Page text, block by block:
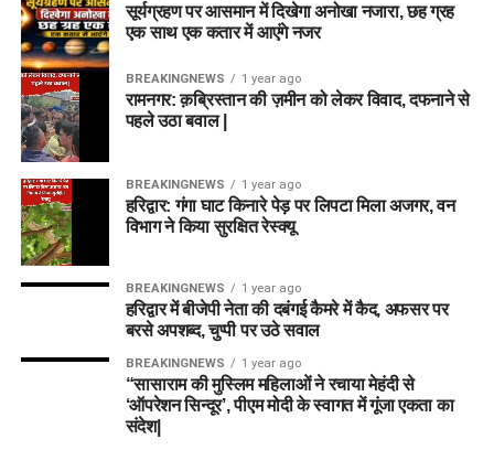
सूर्यग्रहण पर आसमान में दिखेगा अनोखा नजारा, छह ग्रह
एक साथ एक कतार में आएंगे नजर
BREAKINGNEWS 1 year ago
रामनगर: क़ब्रिस्तान की ज़मीन को लेकर विवाद, दफनाने से
पहले उठा बवाल |
BREAKINGNEWS 1 year ago
हरिद्वार: गंगा घाट किनारे पेड़ पर लिपटा मिला अजगर, वन
विभाग ने किया सुरक्षित रेस्क्यू
BREAKINGNEWS 1 year ago
हरिद्वार में बीजेपी नेता की दबंगई कैमरे में कैद, अफसर पर
बरसे अपशब्द, चुप्पी पर उठे सवाल
BREAKINGNEWS 1 year ago
“सासाराम की मुस्लिम महिलाओं ने रचाया मेहंदी से
‘ऑपरेशन सिन्दूर’, पीएम मोदी के स्वागत में गूंजा एकता का
संदेश|